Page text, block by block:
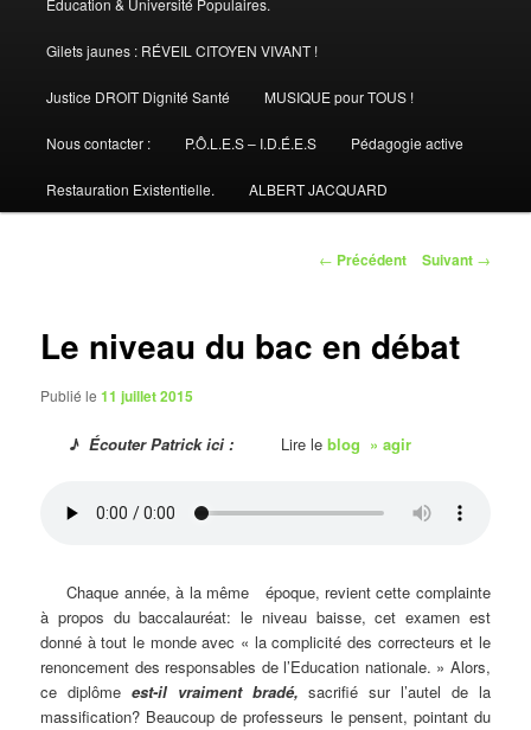
Gilets jaunes : RÉVEIL CITOYEN VIVANT !
Justice DROIT Dignité Santé MUSIQUE pour TOUS !
Nous contacter : P.Ô.L.E.S – I.D.É.E.S Pédagogie active
Restauration Existentielle. ALBERT JACQUARD
Navigation
← Précédent Suivant →
Le niveau du bac en débat
Publié le11 juillet 2015
♪ Écouter Patrick ici : Lire leblog » agir
Chaque année, à la même époque, revient cette complainte
à propos du baccalauréat: le niveau baisse, cet examen est
donné à tout le monde avec « la complicité des correcteurs et le
renoncement des responsables de l’Education nationale. » Alors,
ce diplôme est-il vraiment bradé, sacrifié sur l’autel de la
massification? Beaucoup de professeurs le pensent, pointant du